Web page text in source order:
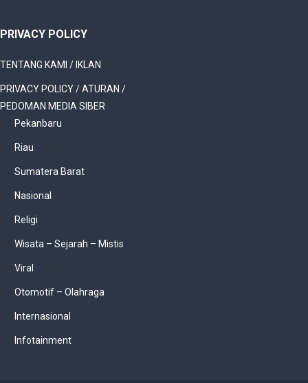
PRIVACY POLICY
TENTANG KAMI / IKLAN
PRIVACY POLICY / ATURAN /
PEDOMAN MEDIA SIBER
Pekanbaru
Riau
Sumatera Barat
Nasional
Religi
Wisata – Sejarah – Mistis
Viral
Otomotif – Olahraga
Internasional
Infotainment